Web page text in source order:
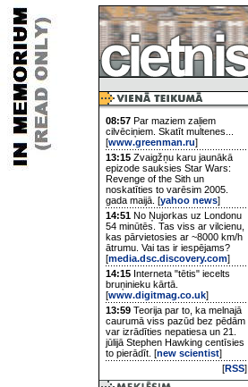
08:57 Par maziem zaļiem
cilvēciņiem. Skatīt multenes...
[www.greenman.ru]
13:15 Zvaigžņu karu jaunākā
epizode sauksies Star Wars:
Revenge of the Sith un
noskatīties to varēsim 2005.
gada maijā. [yahoo news]
14:51 No Ņujorkas uz Londonu
54 minūtēs. Tas viss ar vilcienu,
kas pārvietosies ar ~8000 km/h
ātrumu. Vai tas ir iespējams?
[media.dsc.discovery.com]
14:15 Interneta "tētis" iecelts
bruņinieku kārtā.
[www.digitmag.co.uk]
13:59 Teorija par to, ka melnajā
caurumā viss pazūd bez pēdām
var izrādīties nepatiesa un 21.
jūlijā Stephen Hawking centīsies
to pierādīt. [new scientist]
[RSS]